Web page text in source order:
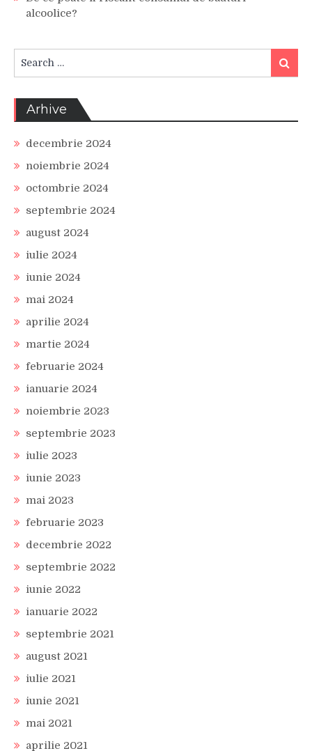
alcoolice?
for:
Search
Arhive
decembrie 2024
noiembrie 2024
octombrie 2024
septembrie 2024
august 2024
iulie 2024
iunie 2024
mai 2024
aprilie 2024
martie 2024
februarie 2024
ianuarie 2024
noiembrie 2023
septembrie 2023
iulie 2023
iunie 2023
mai 2023
februarie 2023
decembrie 2022
septembrie 2022
iunie 2022
ianuarie 2022
septembrie 2021
august 2021
iulie 2021
iunie 2021
mai 2021
aprilie 2021